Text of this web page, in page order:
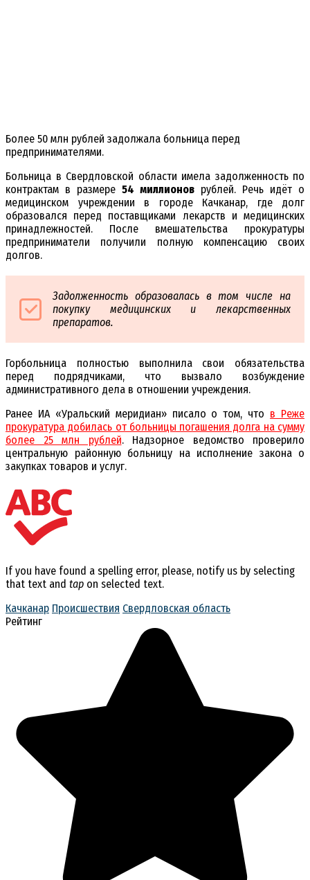
Более 50 млн рублей задолжала больница перед
предпринимателями.
Больница в Свердловской области имела задолженность по
контрактам в размере 54 миллионов рублей. Речь идёт о
медицинском учреждении в городе Качканар, где долг
образовался перед поставщиками лекарств и медицинских
принадлежностей. После вмешательства прокуратуры
предприниматели получили полную компенсацию своих
долгов.
Задолженность образовалась в том числе на
покупку медицинских и лекарственных
препаратов.
Горбольница полностью выполнила свои обязательства
перед подрядчиками, что вызвало возбуждение
административного дела в отношении учреждения.
Ранее ИА «Уральский меридиан» писало о том, что в Реже
прокуратура добилась от больницы погашения долга на сумму
более 25 млн рублей. Надзорное ведомство проверило
центральную районную больницу на исполнение закона о
закупках товаров и услуг.
If you have found a spelling error, please, notify us by selecting
that text and tap on selected text.
Качканар Происшествия Свердловская область
Рейтинг